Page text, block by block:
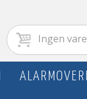
Ingen